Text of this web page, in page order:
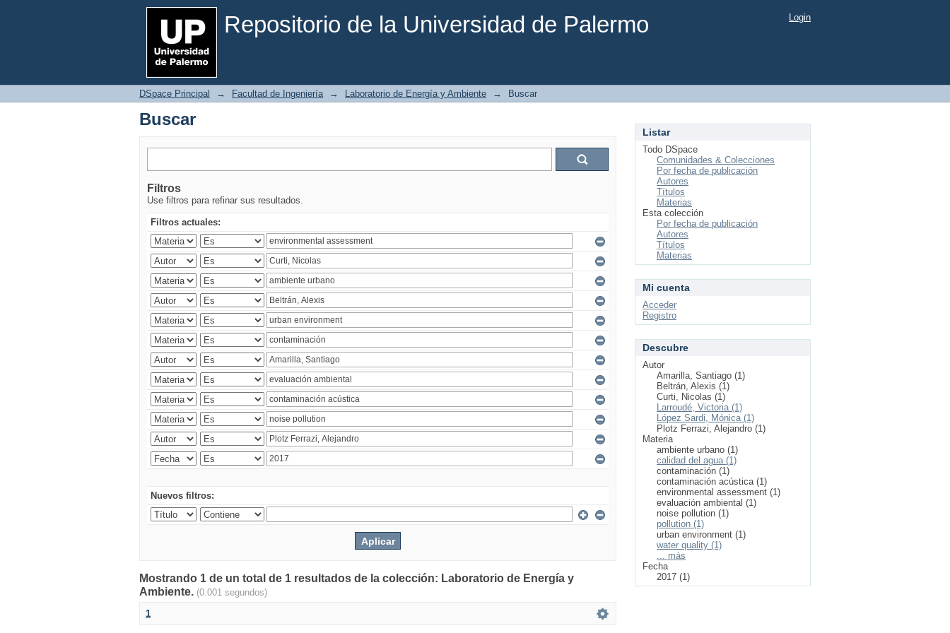
Repositorio de la Universidad de Palermo
Buscar Login
DSpace Principal → Facultad de Ingeniería → Laboratorio de Energía y Ambiente → Buscar
Buscar
Filtros
Use filtros para refinar sus resultados.
Filtros actuales:
Nuevos filtros:
Mostrando 1 de un total de 1 resultados de la colección: Laboratorio de Energía y
Ambiente. (0.001 segundos)
1
Listar
Todo DSpace
Comunidades & Colecciones
Por fecha de publicación
Autores
Títulos
Materias
Esta colección
Por fecha de publicación
Autores
Títulos
Materias
Mi cuenta
Acceder
Registro
Descubre
Autor
Amarilla, Santiago (1)
Beltrán, Alexis (1)
Curti, Nicolas (1)
Larroudé, Victoria (1)
López Sardi, Mónica (1)
Plotz Ferrazi, Alejandro (1)
Materia
ambiente urbano (1)
calidad del agua (1)
contaminación (1)
contaminación acústica (1)
environmental assessment (1)
evaluación ambiental (1)
noise pollution (1)
pollution (1)
urban environment (1)
water quality (1)
... más
Fecha
2017 (1)